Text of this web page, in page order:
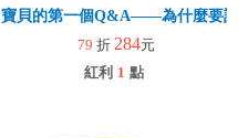
寶貝的第一個Q&A――為什麼要
79 折 284元
紅利 1 點